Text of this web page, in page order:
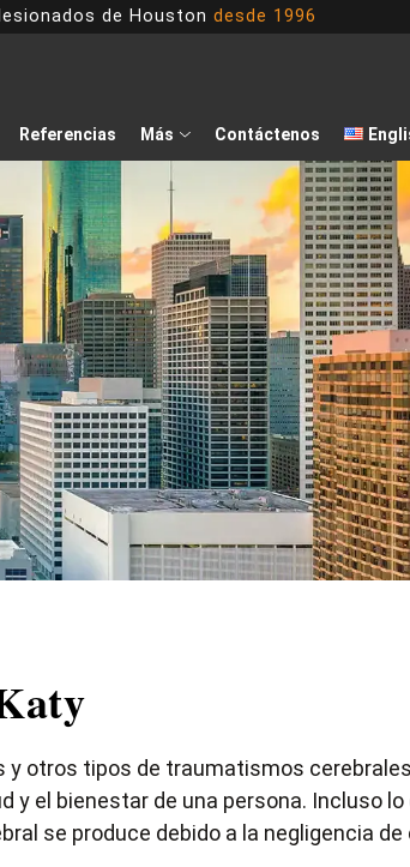
de Houston desde 1996
Referencias Más Contáctenos
y otros tipos de traumatismos
y el bienestar de una persona. Incluso lo
se produce debido a la negligencia de